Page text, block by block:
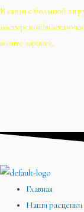
В связи с большой
мастерской/
визите заранее.
Главная
Наши расценки